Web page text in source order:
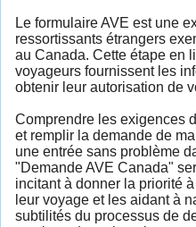
Le formulaire AVE est une
ressortissants étrangers
au Canada. Cette étape en
voyageurs fournissent les
obtenir leur autorisation de
Comprendre les exigences
et remplir la demande de
une entrée sans problème
"Demande AVE Canada"
incitant à donner la priorité
leur voyage et les aidant à
subtilités du processus de